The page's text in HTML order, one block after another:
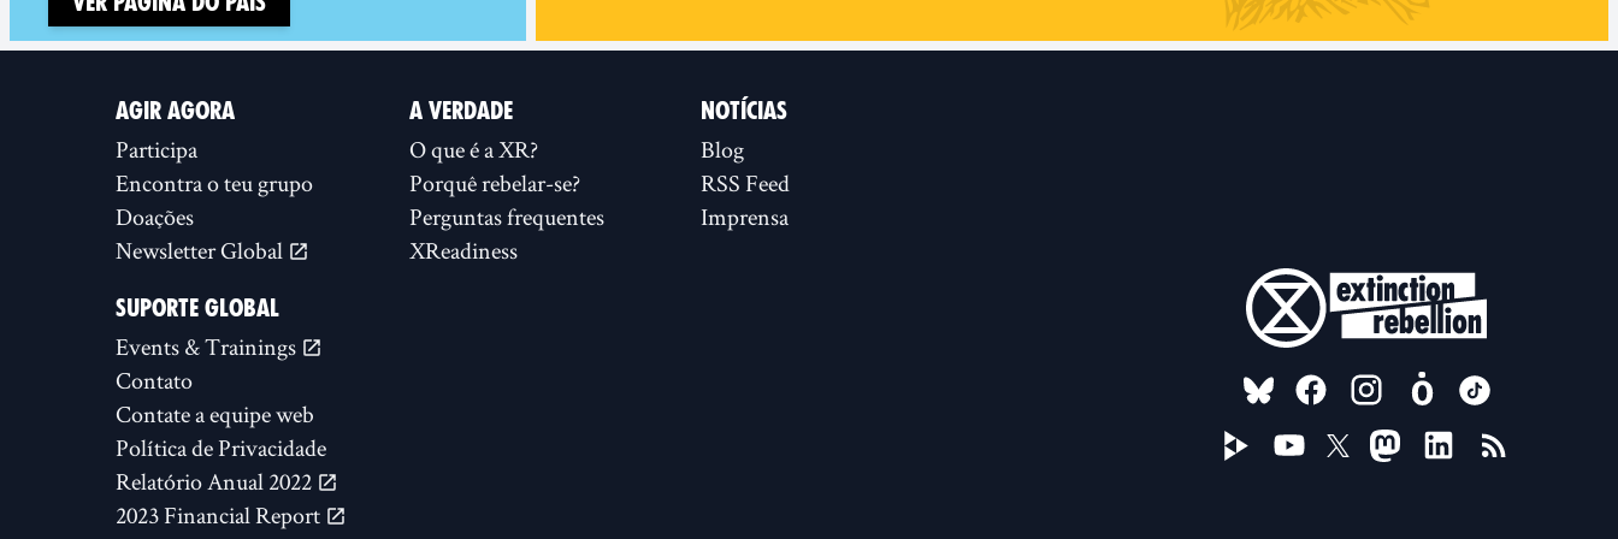
AGIR AGORA
Participa
Encontra o teu grupo
Doações
Newsletter Global
A VERDADE
O que é a XR?
Porquê rebelar-se?
Perguntas frequentes
XReadiness
NOTÍCIAS
Blog
RSS Feed
Imprensa
SUPORTE GLOBAL
Events & Trainings
Contato
Contate a equipe web
Política de Privacidade
Relatório Anual 2022
2023 Financial Report
FOLLOW US ON